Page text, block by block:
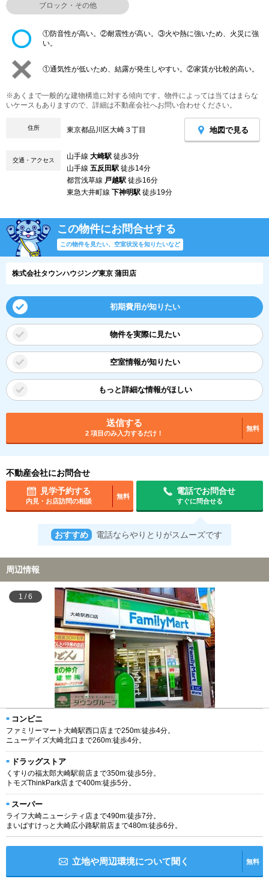
ブロック・その他
①防音性が高い。②耐震性が高い。③火や熱に強いため、火災に強
い。
①通気性が低いため、結露が発生しやすい。②家賃が比較的高い。
※あくまで一般的な建物構造に対する傾向です。物件によっては当てはまらな
いケースもありますので、詳細は不動産会社へお問い合わせください。
住所 東京都品川区大崎３丁目 地図で見る
交通・アクセス 山手線 大崎駅 徒歩3分
山手線 五反田駅 徒歩14分
都営浅草線 戸越駅 徒歩16分
東急大井町線 下神明駅 徒歩19分
この物件にお問合せする
この物件を見たい、空室状況を知りたいなど
株式会社タウンハウジング東京 蒲田店
初期費用が知りたい
物件を実際に見たい
空室情報が知りたい
もっと詳細な情報がほしい
送信する
2 項目のみ入力するだけ！
無料
不動産会社にお問合せ
見学予約する
内見・お店訪問の相談
無料
電話でお問合せ
すぐに問合せる
おすすめ 電話ならやりとりがスムーズです
周辺情報
1 /6
コンビニ
ファミリーマート大崎駅西口店まで250m:徒歩4分。
ニューデイズ大崎北口まで260m:徒歩4分。
ドラッグストア
くすりの福太郎大崎駅前店まで350m:徒歩5分。
トモズThinkPark店まで400m:徒歩5分。
スーパー
ライフ大崎ニューシティ店まで490m:徒歩7分。
まいばすけっと大崎広小路駅前店まで480m:徒歩6分。
立地や周辺環境について聞く 無料